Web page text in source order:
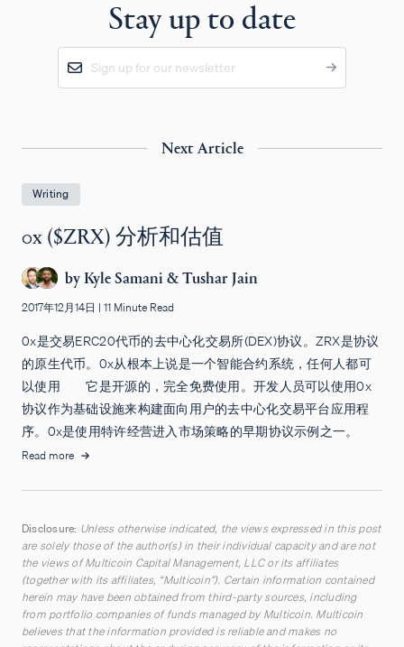
Stay up to date
Next Article
Writing
0x ($ZRX) 分析和估值
by Kyle Samani &Tushar Jain
2017年12月14日 | 11 Minute Read
0x是交易ERC20代币的去中心化交易所(DEX)协议。ZRX是协议
的原生代币。0x从根本上说是一个智能合约系统，任何人都可
以使用——它是开源的，完全免费使用。开发人员可以使用0x
协议作为基础设施来构建面向用户的去中心化交易平台应用程
序。0x是使用特许经营进入市场策略的早期协议示例之一。
Read more
Disclosure: Unless otherwise indicated, the views expressed in this post
are solely those of the author(s) in their individual capacity and are not
the views of Multicoin Capital Management, LLC or its affiliates
(together with its affiliates, “Multicoin”). Certain information contained
herein may have been obtained from third-party sources, including
from portfolio companies of funds managed by Multicoin. Multicoin
believes that the information provided is reliable and makes no